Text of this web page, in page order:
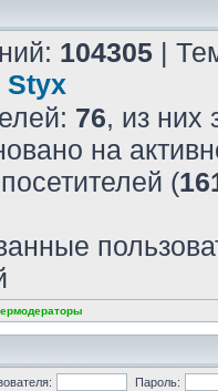
104305 |
Styx
76, из них
на
(
Пароль: